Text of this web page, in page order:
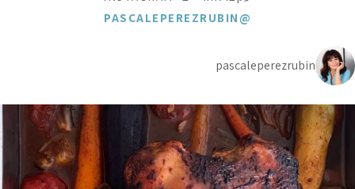
@PASCALEPEREZRUBIN
pascaleperezrubin